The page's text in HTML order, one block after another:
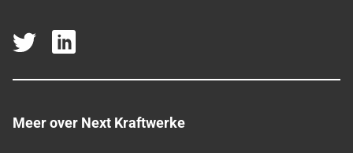
Meer over Next Kraftwerke